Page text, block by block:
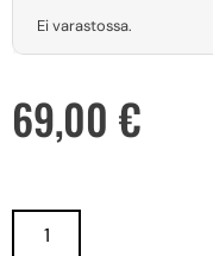
Ei varastossa.
69,00 €